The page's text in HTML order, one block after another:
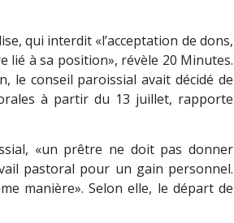
qui interdit «l’acceptation de dons,
lié à sa position», révèle 20 Minutes.
le conseil paroissial avait décidé de
à partir du 13 juillet, rapporte
«un prêtre ne doit pas donner
pastoral pour un gain personnel.
manière». Selon elle, le départ de